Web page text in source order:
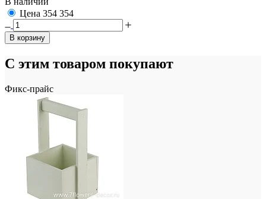
Цена 354 354
В корзину
С этим товаром покупают
Фикс-прайс